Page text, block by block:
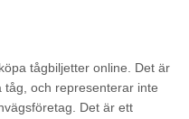
tågbiljetter online. Det är
och representerar inte
Det är ett